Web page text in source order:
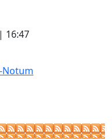
16:47
Notum